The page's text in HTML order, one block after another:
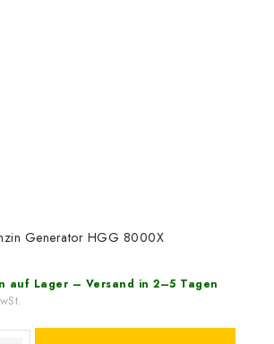
Generator HGG 8000X
auf Lager – Versand in 2–5 Tagen